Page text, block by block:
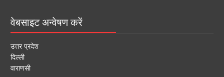
वेबसाइट अन्वेषण करें
उत्तर प्रदेश
दिल्ली
वाराणसी